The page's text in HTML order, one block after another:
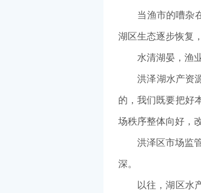
当渔市的嘈杂在
湖区生态逐步恢复
水清湖晏，渔
洪泽湖水产资源
的，我们既要把好
场秩序整体向好，
洪泽区市场监管
深。
以往，湖区水产